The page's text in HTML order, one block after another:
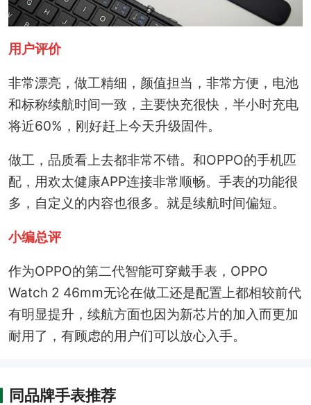
用户评价
非常漂亮，做工精细，颜值担当，非常方便，电池
和标称续航时间一致，主要快充很快，半小时充电
将近60%，刚好赶上今天升级固件。
做工，品质看上去都非常不错。和OPPO的手机匹
配，用欢太健康APP连接非常顺畅。手表的功能很
多，自定义的内容也很多。就是续航时间偏短。
小编总评
作为OPPO的第二代智能可穿戴手表，OPPO
Watch 2 46mm无论在做工还是配置上都相较前代
有明显提升，续航方面也因为新芯片的加入而更加
耐用了，有顾虑的用户们可以放心入手。
同品牌手表推荐